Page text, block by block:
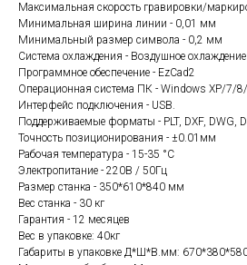
Максимальная скорость гравировки/
Минимальная ширина линии - 0,01 мм
Минимальный размер символа - 0,2 мм
Система охлаждения - Воздушное охлаждение
Программное обеспечение - EzCad2
Операционная система ПК - Windows XP/7/
Интерфейс подключения - USB.
Поддерживаемые форматы - PLT, DXF, DWG,
Точность позиционирования - ±0.01мм
Рабочая температура - 15-35 °C
Электропитание - 220В / 50Гц
Размер станка - 350*610*840 мм
Вес станка - 30 кг
Гарантия - 12 месяцев
Вес в упаковке: 40кг
Габариты в упаковке Д*Ш*В.мм: